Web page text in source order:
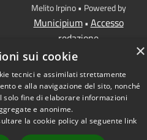
Melito Irpino • Powered by
Municipium• Accesso
redazione
×
sui cookie
tecnici e assimilati strettamente
e alla navigazione del sito, nonché
solo fine di elaborare informazioni
e anonime.
la cookie policy al seguente link